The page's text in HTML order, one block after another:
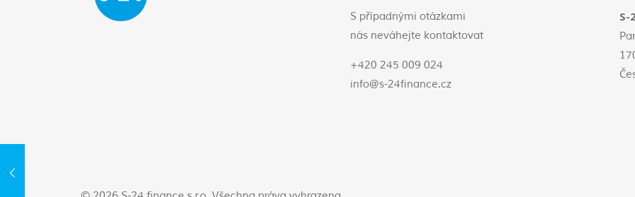
S případnými otázkami
nás neváhejte kontaktovat
+420 245 009 024
info@s-24finance.cz
S-